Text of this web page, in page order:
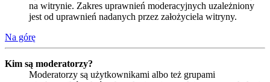
na witrynie. Zakres uprawnień moderacyjnych uzależniony
jest od uprawnień nadanych przez założyciela witryny.
Na górę
Kim są moderatorzy?
Moderatorzy są użytkownikami albo też grupami